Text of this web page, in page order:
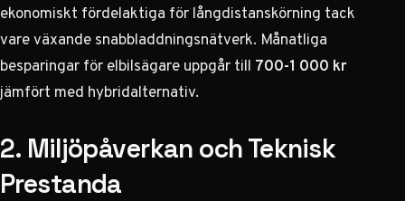
ekonomiskt fördelaktiga för långdistanskörning tack
vare växande snabbladdningsnätverk. Månatliga
besparingar för elbilsägare uppgår till 700-1 000 kr
jämfört med hybridalternativ.
2. Miljöpåverkan och Teknisk
Prestanda